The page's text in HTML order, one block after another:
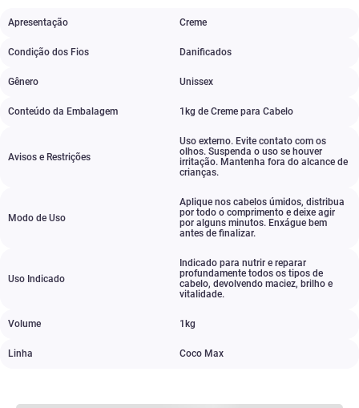
Apresentação Creme
Condição dos Fios Danificados
Gênero Unissex
Conteúdo da Embalagem 1kg de Creme para Cabelo
Avisos e Restrições
Uso externo. Evite contato com os
olhos. Suspenda o uso se houver
irritação. Mantenha fora do alcance de
crianças.
Modo de Uso
Aplique nos cabelos úmidos, distribua
por todo o comprimento e deixe agir
por alguns minutos. Enxágue bem
antes de finalizar.
Uso Indicado
Indicado para nutrir e reparar
profundamente todos os tipos de
cabelo, devolvendo maciez, brilho e
vitalidade.
Volume 1kg
Linha Coco Max